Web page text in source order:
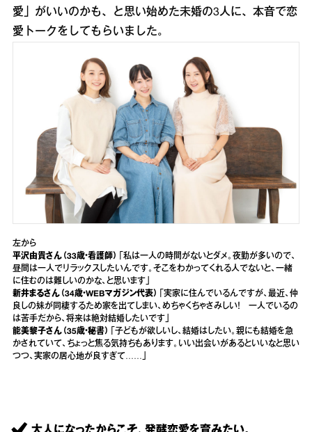
愛」がいいのかも、と思い始めた未婚の3人に、本音で恋
愛トークをしてもらいました。
左から
平沢由貴さん（33歳・看護師）
「私は一人の時間がないとダメ。夜勤が多いので、
昼間は一人でリラックスしたいんです。そこをわかってくれる人でないと、一緒
に住むのは難しいのかな、と思います」
新井まるさん（34歳・WEBマガジン代表）
「実家に住んでいるんですが、最近、仲
良しの妹が同棲するため家を出てしまい、めちゃくちゃさみしい！ 一人でいるの
は苦手だから、将来は絶対結婚したいです」
能美黎子さん（35歳・秘書）
「子どもが欲しいし、結婚はしたい。親にも結婚を急
かされていて、ちょっと焦る気持ちもあります。いい出会いがあるといいなと思い
つつ、実家の居心地が良すぎて……」